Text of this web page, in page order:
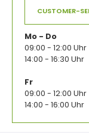
CUSTOMER-
Mo - Do
09:00 - 12:00 Uhr
14:00 - 16:30 Uhr
Fr
09:00 - 12:00 Uhr
14:00 - 16:00 Uhr